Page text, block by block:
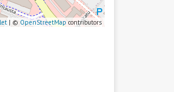
| © OpenStreetMap contributors